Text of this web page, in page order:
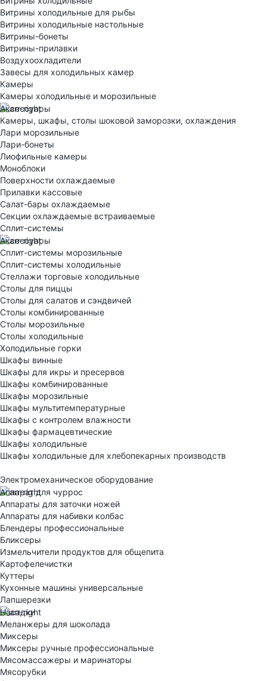
Витрины холодильные для рыбы
Витрины холодильные настольные
Витрины-бонеты
Витрины-прилавки
Воздухоохладители
Завесы для холодильных камер
Камеры
Камеры холодильные и морозильные
Аксессуары
Камеры, шкафы, столы шоковой заморозки, охлаждения
Лари морозильные
Лари-бонеты
Лиофильные камеры
Моноблоки
Поверхности охлаждаемые
Прилавки кассовые
Салат-бары охлаждаемые
Секции охлаждаемые встраиваемые
Сплит-системы
Аксессуары
Сплит-системы морозильные
Сплит-системы холодильные
Стеллажи торговые холодильные
Столы для пиццы
Столы для салатов и сэндвичей
Столы комбинированные
Столы морозильные
Столы холодильные
Холодильные горки
Шкафы винные
Шкафы для икры и пресервов
Шкафы комбинированные
Шкафы морозильные
Шкафы мультитемпературные
Шкафы с контролем влажности
Шкафы фармацевтические
Шкафы холодильные
Шкафы холодильные для хлебопекарных производств
Электрoмеханическое оборудование
Аппарат для чуррос
Аппараты для заточки ножей
Аппараты для набивки колбас
Блендеры профессиональные
Бликсеры
Измельчители продуктов для общепита
Картофелечистки
Куттеры
Кухонные машины универсальные
Лапшерезки
Насадки
Меланжеры для шоколада
Миксеры
Миксеры ручные профессиональные
Мясомассажеры и маринаторы
Мясорубки